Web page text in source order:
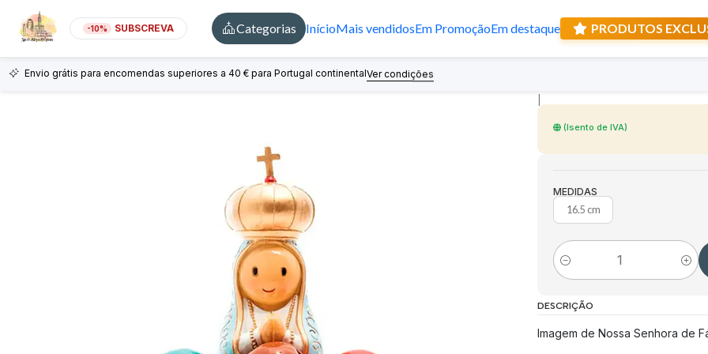
-10% SUBSCREVA Categorias InícioMais vendidosEm PromoçãoEm destaque PRODUTOS
Envio grátis para encomendas superiores a 40 € para Portugal continentalVer condições Recebe
Estátua da
(Isento de IVA)
MEDIDAS
16.5 cm
Quantidade
DESCRIÇÃO
Imagem de Nossa Senhora de